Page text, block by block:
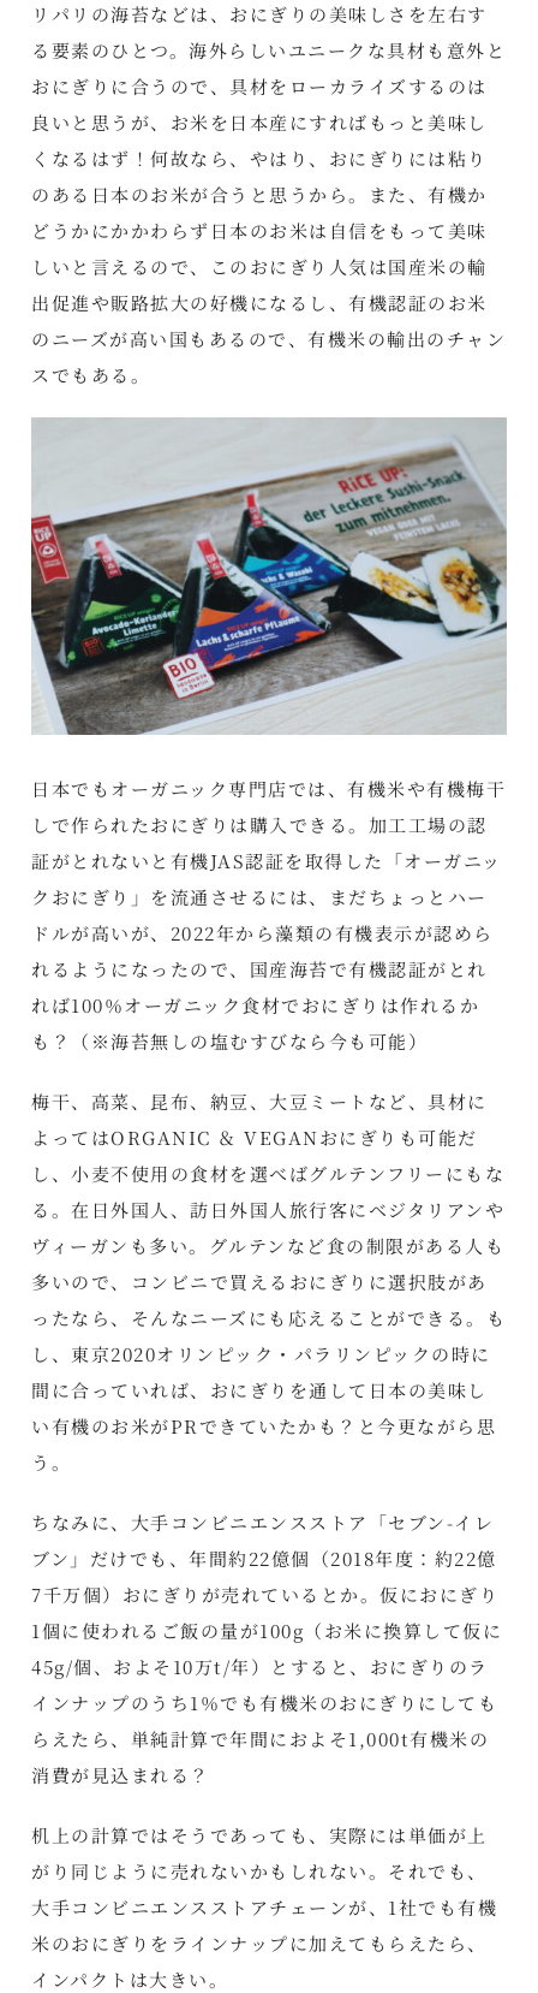
リパリの海苔などは、おにぎりの美味しさを左右す
る要素のひとつ。海外らしいユニークな具材も意外と
おにぎりに合うので、具材をローカライズするのは
良いと思うが、お米を日本産にすればもっと美味し
くなるはず！何故なら、やはり、おにぎりには粘り
のある日本のお米が合うと思うから。また、有機か
どうかにかかわらず日本のお米は自信をもって美味
しいと言えるので、このおにぎり人気は国産米の輸
出促進や販路拡大の好機になるし、有機認証のお米
のニーズが高い国もあるので、有機米の輸出のチャン
スでもある。
日本でもオーガニック専門店では、有機米や有機梅干
しで作られたおにぎりは購入できる。加工工場の認
証がとれないと有機JAS認証を取得した「オーガニッ
クおにぎり」を流通させるには、まだちょっとハー
ドルが高いが、2022年から藻類の有機表示が認めら
れるようになったので、国産海苔で有機認証がとれ
れば100％オーガニック食材でおにぎりは作れるか
も？（※海苔無しの塩むすびなら今も可能）
梅干、高菜、昆布、納豆、大豆ミートなど、具材に
よってはORGANIC ＆ VEGANおにぎりも可能だ
し、小麦不使用の食材を選べばグルテンフリーにもな
る。在日外国人、訪日外国人旅行客にベジタリアンや
ヴィーガンも多い。グルテンなど食の制限がある人も
多いので、コンビニで買えるおにぎりに選択肢があ
ったなら、そんなニーズにも応えることができる。も
し、東京2020オリンピック・パラリンピックの時に
間に合っていれば、おにぎりを通して日本の美味し
い有機のお米がPRできていたかも？と今更ながら思
う。
ちなみに、大手コンビニエンスストア「セブン-イレ
ブン」だけでも、年間約22億個（2018年度：約22億
7千万個）おにぎりが売れているとか。仮におにぎり
1個に使われるご飯の量が100g（お米に換算して仮に
45g/個、およそ10万t/年）とすると、おにぎりのラ
インナップのうち1％でも有機米のおにぎりにしても
らえたら、単純計算で年間におよそ1,000t有機米の
消費が見込まれる？
机上の計算ではそうであっても、実際には単価が上
がり同じように売れないかもしれない。それでも、
大手コンビニエンスストアチェーンが、1社でも有機
米のおにぎりをラインナップに加えてもらえたら、
インパクトは大きい。